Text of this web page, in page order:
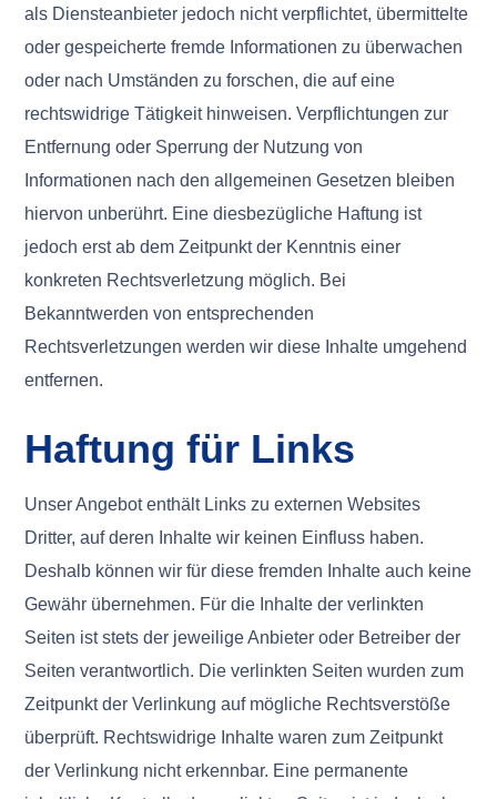
als Diensteanbieter jedoch nicht verpflichtet, übermittelte
oder gespeicherte fremde Informationen zu überwachen
oder nach Umständen zu forschen, die auf eine
rechtswidrige Tätigkeit hinweisen. Verpflichtungen zur
Entfernung oder Sperrung der Nutzung von
Informationen nach den allgemeinen Gesetzen bleiben
hiervon unberührt. Eine diesbezügliche Haftung ist
jedoch erst ab dem Zeitpunkt der Kenntnis einer
konkreten Rechtsverletzung möglich. Bei
Bekanntwerden von entsprechenden
Rechtsverletzungen werden wir diese Inhalte umgehend
entfernen.
Haftung für Links
Unser Angebot enthält Links zu externen Websites
Dritter, auf deren Inhalte wir keinen Einfluss haben.
Deshalb können wir für diese fremden Inhalte auch keine
Gewähr übernehmen. Für die Inhalte der verlinkten
Seiten ist stets der jeweilige Anbieter oder Betreiber der
Seiten verantwortlich. Die verlinkten Seiten wurden zum
Zeitpunkt der Verlinkung auf mögliche Rechtsverstöße
überprüft. Rechtswidrige Inhalte waren zum Zeitpunkt
der Verlinkung nicht erkennbar. Eine permanente